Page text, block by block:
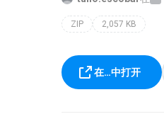
ZIP 2,057 KB
在…中打开